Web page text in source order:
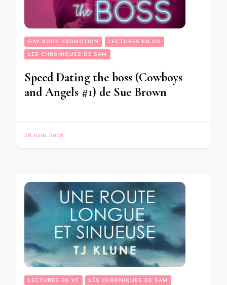
GAY BOOK PROMOTION
LECTURES EN VO
LES CHRONIQUES DE SAM
Speed Dating the boss (Cowboys
and Angels #1) de Sue Brown
28 JUIN 2018
LECTURES EN VF
LES CHRONIQUES DE SAM